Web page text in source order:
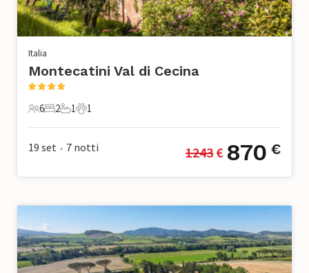
Italia
Montecatini Val di Cecina
6 Ospiti
6
2 Camere da letto
2
1 Bagno
1
1 Animale domestico
1
19 set • 7 notti 1243 € 870 €